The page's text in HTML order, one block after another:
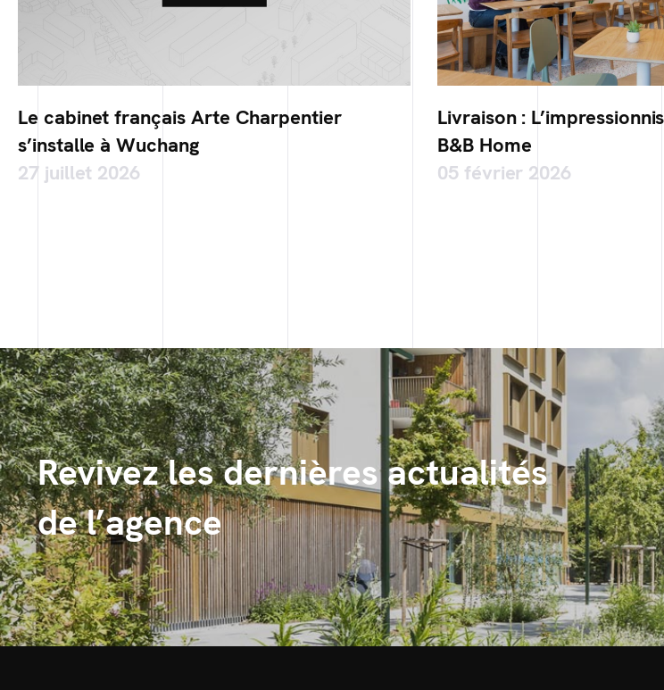
Le cabinet français Arte Charpentier
s’installe à Wuchang
27 juillet 2026
Livraison :
B&B Home
05 février 2026
Revivez les dernières actualités
de l’agence